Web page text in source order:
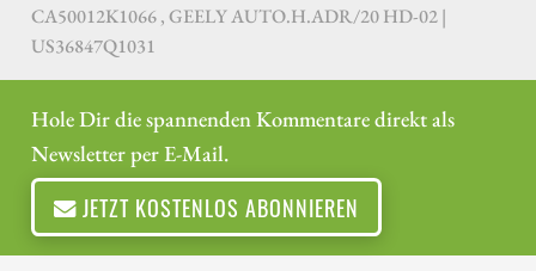
CA50012K1066 , GEELY AUTO.H.ADR/20 HD-02 |
US36847Q1031
Hole Dir die spannenden Kommentare direkt als
Newsletter per E-Mail.
JETZT KOSTENLOS ABONNIEREN